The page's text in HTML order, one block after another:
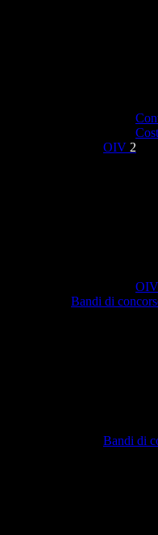
OIV 2
Bandi di
Bandi di